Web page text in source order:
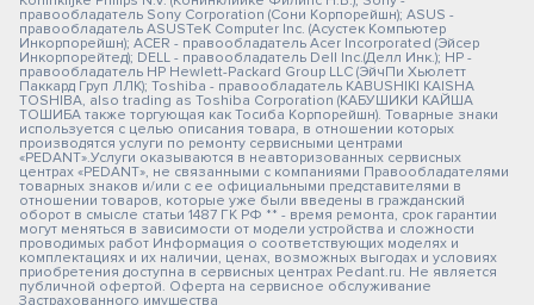
правообладатель Sony Corporation (Сони Корпорейшн); ASUS -
правообладатель ASUSTeK Computer Inc. (Асустек Компьютер
Инкорпорейшн); ACER - правообладатель Acer Incorporated (Эйсер
Инкорпорейтед); DELL - правообладатель Dell Inc.(Делл Инк.); HP -
правообладатель HP Hewlett-Packard Group LLC (ЭйчПи Хьюлетт
Паккард Груп ЛЛК); Toshiba - правообладатель KABUSHIKI KAISHA
TOSHIBA, also trading as Toshiba Corporation (КАБУШИКИ КАЙША
ТОШИБА также торгующая как Тосиба Корпорейшн). Товарные знаки
используется с целью описания товара, в отношении которых
производятся услуги по ремонту сервисными центрами
«PEDANT».Услуги оказываются в неавторизованных сервисных
центрах «PEDANT», не связанными с компаниями Правообладателями
товарных знаков и/или с ее официальными представителями в
отношении товаров, которые уже были введены в гражданский
оборот в смысле статьи 1487 ГК РФ ** - время ремонта, срок гарантии
могут меняться в зависимости от модели устройства и сложности
проводимых работ Информация о соответствующих моделях и
комплектациях и их наличии, ценах, возможных выгодах и условиях
приобретения доступна в сервисных центрах Pedant.ru. Не является
публичной офертой. Оферта на сервисное обслуживание
Застрахованного имущества